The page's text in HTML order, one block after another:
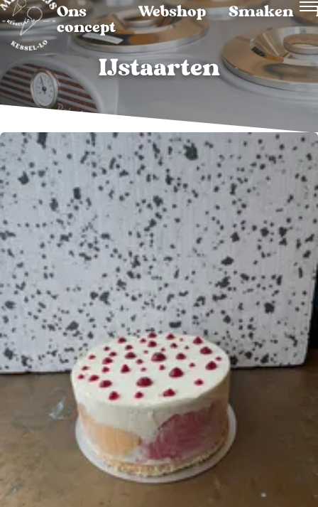
Ons
concept
Webshop Smaken
IJstaarten